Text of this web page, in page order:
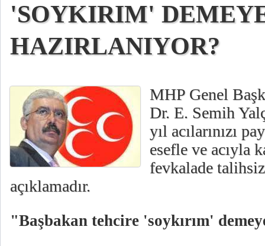
'SOYKIRIM'
HAZIRLANIYOR?
MHP Genel
Dr. E. Semih
yıl acılarınızı
esefle ve acıyla
fevkalade
açıklamadır.
"Başbakan tehcire 'soykırım'